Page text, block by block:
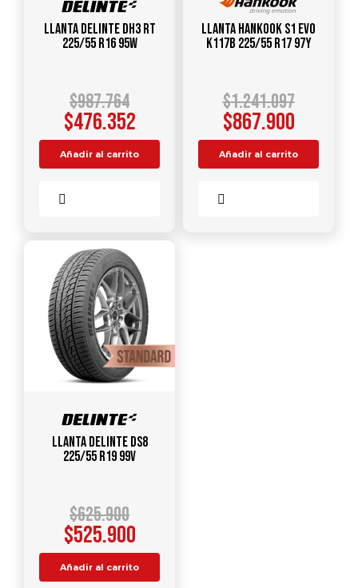
Llanta DELINTE DH3 RT
225/55 R16 95W
$987.764
$476.352
Añadir al carrito
Llanta HANKOOK S1 Evo
K117B 225/55 R17 97Y
$1.241.097
$867.900
Añadir al carrito
Llanta DELINTE DS8
225/55 R19 99V
$625.900
$525.900
Añadir al carrito